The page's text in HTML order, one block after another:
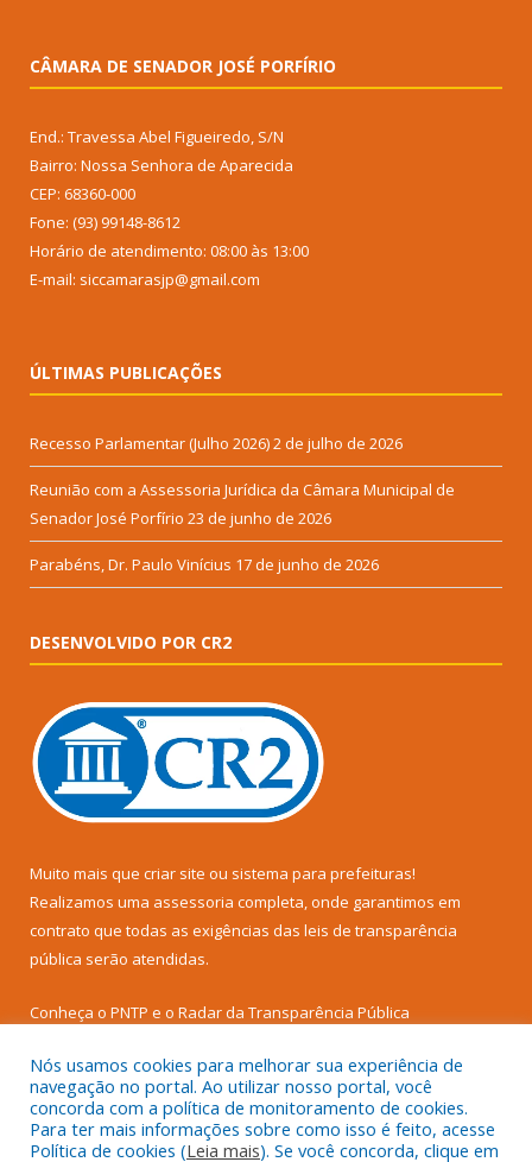
CÂMARA DE SENADOR JOSÉ PORFÍRIO
End.: Travessa Abel Figueiredo, S/N
Bairro: Nossa Senhora de Aparecida
CEP: 68360-000
Fone: (93) 99148-8612
Horário de atendimento: 08:00 às 13:00
E-mail: siccamarasjp@gmail.com
ÚLTIMAS PUBLICAÇÕES
Recesso Parlamentar (Julho 2026)2 de julho de 2026
Reunião com a Assessoria Jurídica da Câmara Municipal de
Senador José Porfírio 23 de junho de 2026
Parabéns, Dr. Paulo Vinícius 17 de junho de 2026
DESENVOLVIDO POR CR2
Muito mais que criar site ou sistema para prefeituras!
Realizamos uma assessoria completa, onde garantimos em
contrato que todas as exigências das leis de transparência
pública serão atendidas.
Conheça o PNTP e o Radar da Transparência Pública
Todos os direitos reservados a Câmara Municipal de Senador
Nós usamos cookies para melhorar sua experiência de
navegação no portal. Ao utilizar nosso portal, você
concorda com a política de monitoramento de cookies.
Para ter mais informações sobre como isso é feito, acesse
Política de cookies (Leia mais). Se você concorda, clique em